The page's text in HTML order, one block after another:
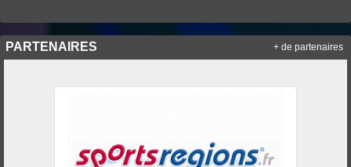
PARTENAIRES + de partenaires